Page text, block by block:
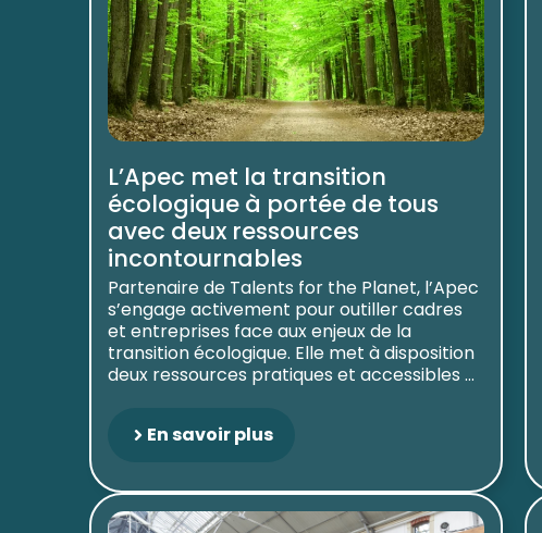
L’Apec met la transition
écologique à portée de tous
avec deux ressources
incontournables
Partenaire de Talents for the Planet, l’Apec
s’engage activement pour outiller cadres
et entreprises face aux enjeux de la
transition écologique. Elle met à disposition
deux ressources pratiques et accessibles ...
En savoir plus